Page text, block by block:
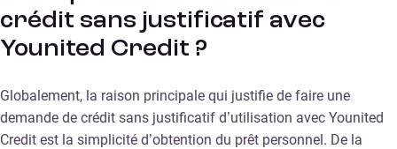
crédit sans justificatif avec
Younited Credit ?
Globalement, la raison principale qui justifie de faire une
demande de crédit sans justificatif d’utilisation avec Younited
Credit est la simplicité d’obtention du prêt personnel. De la